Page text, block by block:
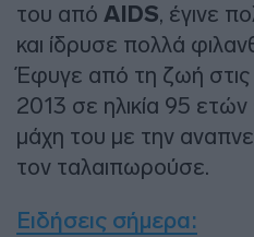
του από AIDS, έγινε
και ίδρυσε πολλά
Έφυγε από τη ζωή στις
2013 σε ηλικία 95
μάχη του με την
τον ταλαιπωρούσε.
Ειδήσεις σήμερα: